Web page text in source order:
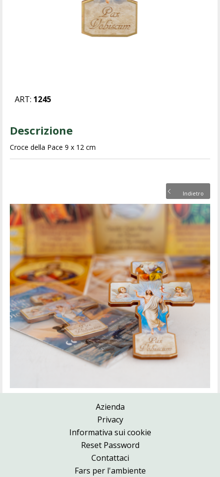
ART: 1245
Descrizione
Croce della Pace 9 x 12 cm
Indietro
Azienda
Privacy
Informativa sui cookie
Reset Password
Contattaci
Fars per l'ambiente